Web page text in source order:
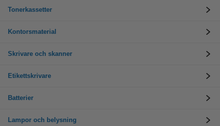
Tonerkassetter
Kontorsmaterial
Skrivare och skanner
Etikettskrivare
Batterier
Lampor och belysning